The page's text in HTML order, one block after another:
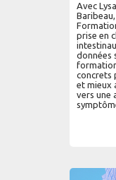
Avec
prise en
données
concrets
et mieux
vers une